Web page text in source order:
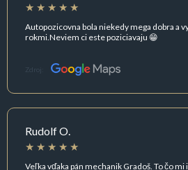
Autopozicovna bola niekedy mega dobra a
rokmi.Neviem ci este poziciavaju 😁
Zdroj:
Rudolf O.
Veľka vďaka pán mechanik Gradoš. To čo